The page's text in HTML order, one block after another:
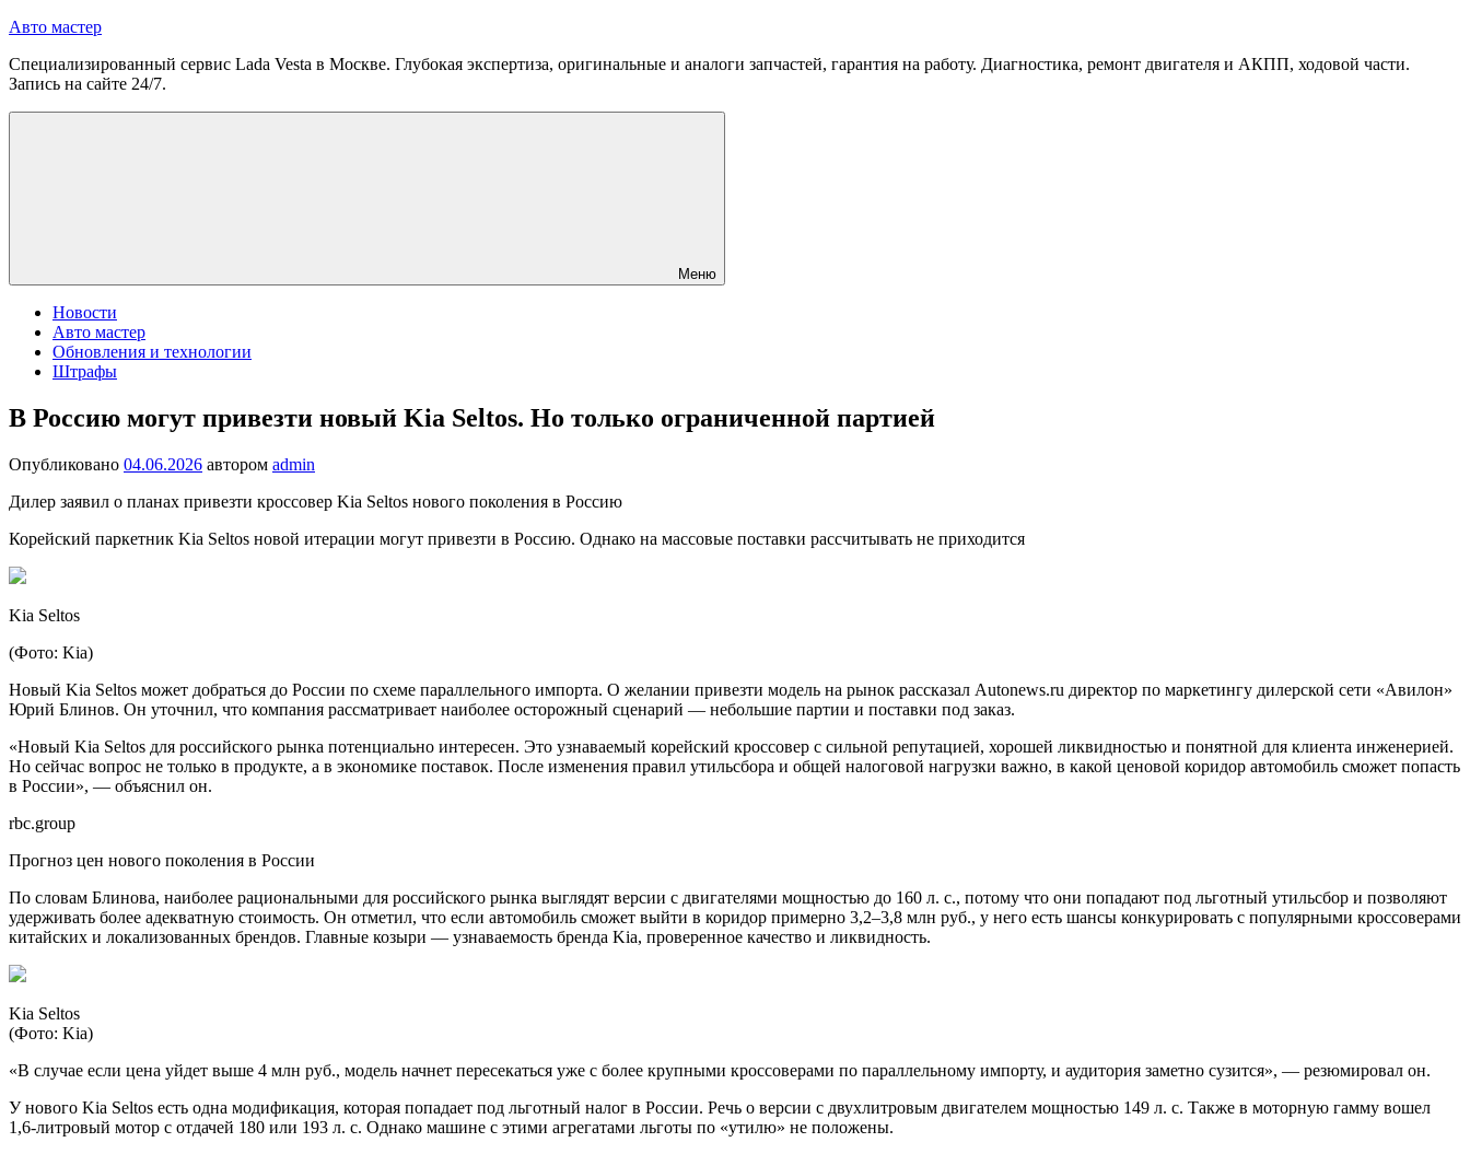
Перейти
содержимому
Авто мастер
Специализированный сервис Lada Vesta в Москве. Глубокая экспертиза, оригинальные и аналоги запчастей, гарантия на работу. Диагностика, ремонт двигателя и АКПП, ходовой части.
Запись на сайте 24/7.
Меню
Новости
Авто мастер
Обновления и технологии
Штрафы
В Россию могут привезти новый Kia Seltos. Но только ограниченной партией
Опубликовано 04.06.2026 автором admin
Дилер заявил о планах привезти кроссовер Kia Seltos нового поколения в Россию
Корейский паркетник Kia Seltos новой итерации могут привезти в Россию. Однако на массовые поставки рассчитывать не приходится
Kia Seltos
(Фото: Kia)
Новый Kia Seltos может добраться до России по схеме параллельного импорта. О желании привезти модель на рынок рассказал Autonews.ru директор по маркетингу дилерской сети «Авилон»
Юрий Блинов. Он уточнил, что компания рассматривает наиболее осторожный сценарий — небольшие партии и поставки под заказ.
«Новый Kia Seltos для российского рынка потенциально интересен. Это узнаваемый корейский кроссовер с сильной репутацией, хорошей ликвидностью и понятной для клиента инженерией.
Но сейчас вопрос не только в продукте, а в экономике поставок. После изменения правил утильсбора и общей налоговой нагрузки важно, в какой ценовой коридор автомобиль сможет попасть
в России», — объяснил он.
rbc.group
Прогноз цен нового поколения в России
По словам Блинова, наиболее рациональными для российского рынка выглядят версии с двигателями мощностью до 160 л. с., потому что они попадают под льготный утильсбор и позволяют
удерживать более адекватную стоимость. Он отметил, что если автомобиль сможет выйти в коридор примерно 3,2–3,8 млн руб., у него есть шансы конкурировать с популярными кроссоверами
китайских и локализованных брендов. Главные козыри — узнаваемость бренда Kia, проверенное качество и ликвидность.
Kia Seltos
(Фото: Kia)
«В случае если цена уйдет выше 4 млн руб., модель начнет пересекаться уже с более крупными кроссоверами по параллельному импорту, и аудитория заметно сузится», — резюмировал он.
У нового Kia Seltos есть одна модификация, которая попадает под льготный налог в России. Речь о версии с двухлитровым двигателем мощностью 149 л. с. Также в моторную гамму вошел
1,6-литровый мотор с отдачей 180 или 193 л. с. Однако машине с этими агрегатами льготы по «утилю» не положены.